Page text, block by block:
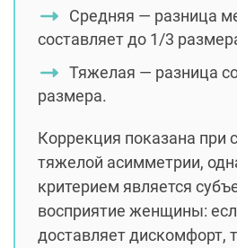
Средняя — разница
составляет до 1/3
Тяжелая — разница
размера.
Коррекция показана при
тяжелой асимметрии,
критерием является
восприятие женщины:
доставляет дискомфорт,